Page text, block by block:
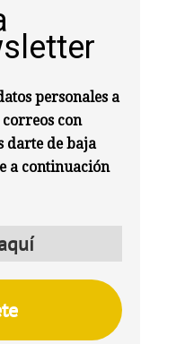
personales a
con
darte de baja
a continuación